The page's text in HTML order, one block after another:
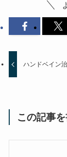
ハンドベイン
この記事